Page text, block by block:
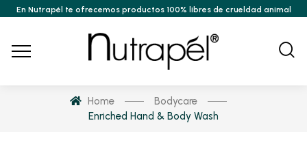
En Nutrapél te ofrecemos productos 100% libres de crueldad animal
Home
Bodycare
Enriched Hand & Body Wash